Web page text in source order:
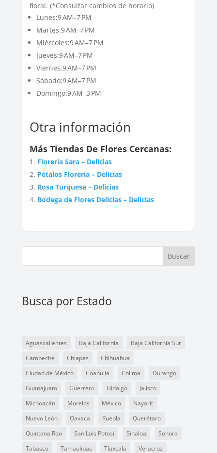
floral. (*Consultar cambios de horario)
Lunes:9 AM–7 PM
Martes:9 AM–7 PM
Miércoles:9 AM–7 PM
Jueves:9 AM–7 PM
Viernes:9 AM–7 PM
Sábado:9 AM–7 PM
Domingo:9 AM–3 PM
Otra información
Más Tiendas De Flores Cercanas:
Florería Sara – Delicias
Pétalos Florería – Delicias
Rosa Turquesa – Delicias
Bodega de Flores Delicias – Delicias
Buscar
Busca por Estado
Aguascalientes Baja California
Baja California Sur
Campeche
Chiapas
Chihuahua
Ciudad de México
Coahuila Colima
Durango
Guanajuato
Guerrero Hidalgo
Jalisco
Michoacán
Morelos México
Nayarit
Nuevo León
Oaxaca Puebla
Querétaro
Quintana Roo
San Luis Potosí Sinaloa
Sonora
Tabasco
Tamaulipas Tlaxcala
Veracruz